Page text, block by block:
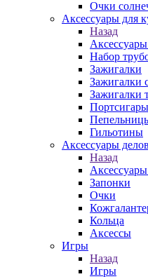
Очки
Аксессуары для
Назад
Набор
Зажигалки
Зажигалки
Зажигалки
Портсигары
Гильотины
Аксессуары
Назад
Запонки
Очки
Кольца
Аксессы
Игры
Назад
Игры